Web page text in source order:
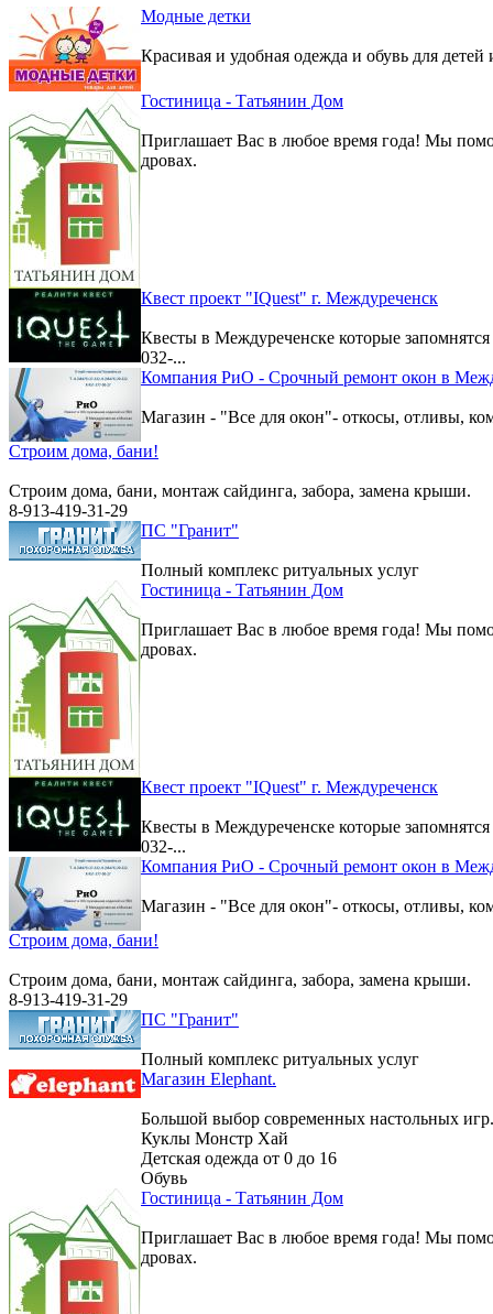
Модные детки
Красивая и удобная одежда и обувь для детей
Гостиница - Татьянин Дом
Приглашает Вас в любое время года! Мы
дровах.
Квест проект "IQuest" г. Междуреченск
Квесты в Междуреченске которые
032-...
Компания РиО - Срочный ремонт окон в
Магазин - "Все для окон"- откосы, отливы,
Строим дома, бани!
Строим дома, бани, монтаж сайдинга, забора, замена крыши.
8-913-419-31-29
ПС "Гранит"
Полный комплекс ритуальных услуг
Гостиница - Татьянин Дом
Приглашает Вас в любое время года! Мы
дровах.
Квест проект "IQuest" г. Междуреченск
Квесты в Междуреченске которые
032-...
Компания РиО - Срочный ремонт окон в
Магазин - "Все для окон"- откосы, отливы,
Строим дома, бани!
Строим дома, бани, монтаж сайдинга, забора, замена крыши.
8-913-419-31-29
ПС "Гранит"
Полный комплекс ритуальных услуг
Магазин Elephant.
Большой выбор современных настольных игр.
Куклы Монстр Хай
Детская одежда от 0 до 16
Обувь
Гостиница - Татьянин Дом
Приглашает Вас в любое время года! Мы
дровах.